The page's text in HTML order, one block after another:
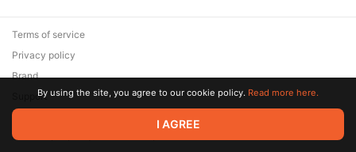
© 2026 Zaya Solutions Limited. All rights reserved. All trademarks
are the property of their respective owners.
Terms of service
Privacy policy
Brand
SupportBy using the site, you agree to our cookie policy. Read more here.
I AGREE